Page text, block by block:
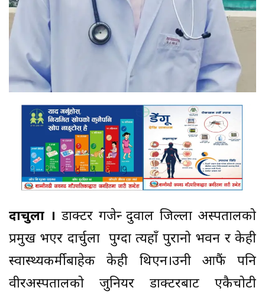
दार्चुला । डाक्टर गजेन्द्र दुवाल जिल्ला अस्पतालको
प्रमुख भएर दार्चुला पुग्दा त्यहाँ पुरानो भवन र केही
स्वास्थ्यकर्मीबाहेक केही थिएन।उनी आफैं पनि
वीरअस्पतालको जुनियर डाक्टरबाट एकैचोटी